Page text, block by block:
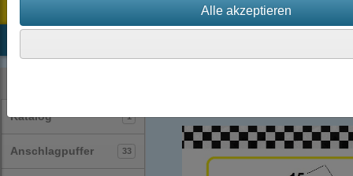
Katalog 1
Anschlagpuffer 33